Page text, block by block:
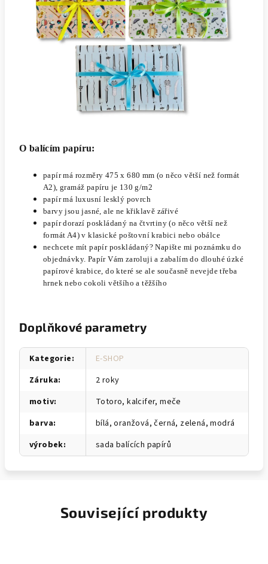
O balícím papíru:
papír má rozměry 475 x 680 mm (o něco větší než formát
A2), gramáž papíru je 130 g/m2
papír má luxusní lesklý povrch
barvy jsou jasné, ale ne křiklavě zářivé
papír dorazí poskládaný na čtvrtiny (o něco větší než
formát A4) v klasické poštovní krabici nebo obálce
nechcete mít papír poskládaný? Napište mi poznámku do
objednávky. Papír Vám zaroluji a zabalím do dlouhé úzké
papírové krabice, do které se ale současně nevejde třeba
hrnek nebo cokoli většího a těžšího
Doplňkové parametry
Kategorie:
E-SHOP
Záruka:
2 roky
motiv:
Totoro, kalcifer, meče
barva:
bílá, oranžová, černá, zelená, modrá
výrobek: sada balících papírů
Související produkty